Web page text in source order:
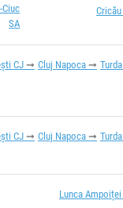
SA
Cricău
CJ Cluj Napoca Turda
CJ Cluj Napoca Turda
Lunca Ampoiței